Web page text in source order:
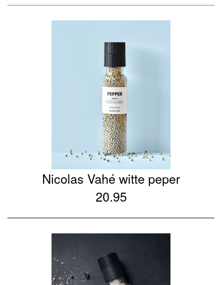
Nicolas Vahé witte peper
20.95